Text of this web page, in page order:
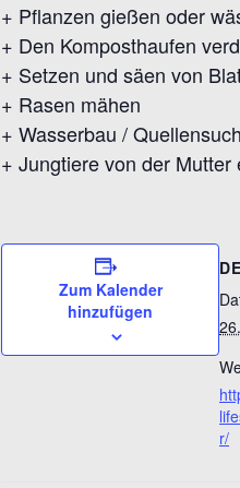
+ Pflanzen gießen oder
+ Den Komposthaufen
+ Setzen und säen von
+ Rasen mähen
+ Wasserbau /
+ Jungtiere von der Mutter
Zum Kalender
hinzufügen
r/